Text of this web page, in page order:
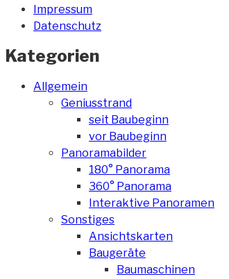
Impressum
Datenschutz
Kategorien
Allgemein
Geniusstrand
seit Baubeginn
vor Baubeginn
Panoramabilder
180° Panorama
360° Panorama
Interaktive Panoramen
Sonstiges
Ansichtskarten
Baugeräte
Baumaschinen